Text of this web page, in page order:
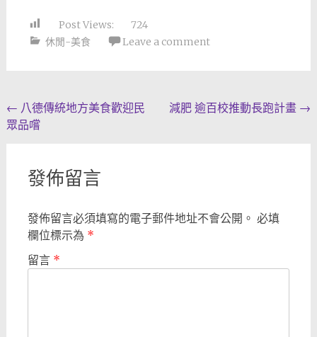
Post Views:
724
休閒-美食
Leave a comment
Post
navigation
← 八德傳統地方美食歡迎民
眾品嚐
減肥 逾百校推動長跑計畫 →
發佈留言
發佈留言必須填寫的電子郵件地址不會公開。 必填
欄位標示為 *
留言 *